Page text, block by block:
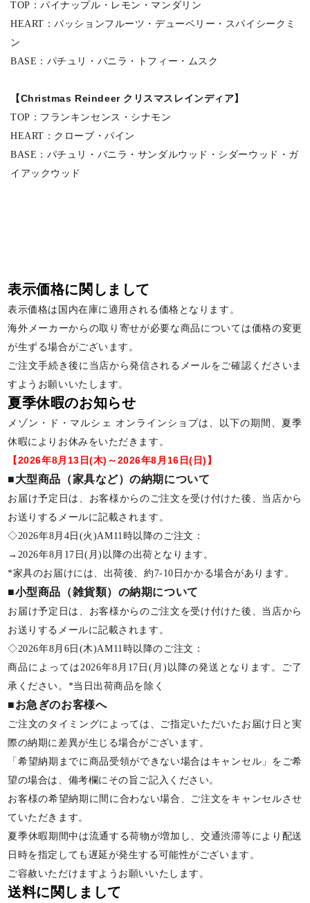
TOP：パイナップル・レモン・マンダリン
HEART：パッションフルーツ・デューベリー・スパイシークミ
ン
BASE：パチュリ・バニラ・トフィー・ムスク
【Christmas Reindeer クリスマスレインディア】
TOP：フランキンセンス・シナモン
HEART：クローブ・パイン
BASE：パチュリ・バニラ・サンダルウッド・シダーウッド・ガ
イアックウッド
表示価格に関しまして
表示価格は国内在庫に適用される価格となります。
海外メーカーからの取り寄せが必要な商品については価格の変更
が生ずる場合がございます。
ご注文手続き後に当店から発信されるメールをご確認くださいま
すようお願いいたします。
夏季休暇のお知らせ
メゾン・ド・マルシェ オンラインショプは、以下の期間、夏季
休暇によりお休みをいただきます。
【2026年8月13日(木)～2026年8月16日(日)】
■大型商品（家具など）の納期について
お届け予定日は、お客様からのご注文を受け付けた後、当店から
お送りするメールに記載されます。
◇2026年8月4日(火)AM11時以降のご注文：
→2026年8月17日(月)以降の出荷となります。
*家具のお届けには、出荷後、約7-10日かかる場合があります。
■小型商品（雑貨類）の納期について
お届け予定日は、お客様からのご注文を受け付けた後、当店から
お送りするメールに記載されます。
◇2026年8月6日(木)AM11時以降のご注文：
商品によっては2026年8月17日(月)以降の発送となります。ご了
承ください。*当日出荷商品を除く
■お急ぎのお客様へ
ご注文のタイミングによっては、ご指定いただいたお届け日と実
際の納期に差異が生じる場合がございます。
「希望納期までに商品受領ができない場合はキャンセル」をご希
望の場合は、備考欄にその旨ご記入ください。
お客様の希望納期に間に合わない場合、ご注文をキャンセルさせ
ていただきます。
夏季休暇期間中は流通する荷物が増加し、交通渋滞等により配送
日時を指定しても遅延が発生する可能性がございます。
ご容赦いただけますようお願いいたします。
送料に関しまして